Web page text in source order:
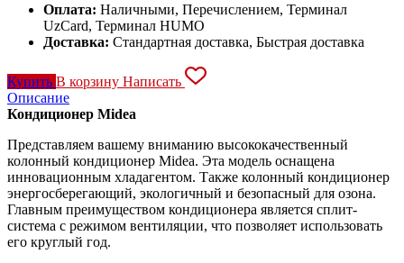
Оплата: Наличными, Перечислением, Терминал
UzCard, Терминал HUMO
Доставка: Стандартная доставка, Быстрая доставка
Купить В корзину Написать
Описание
Кондиционер Midea
Представляем вашему вниманию высококачественный
колонный кондиционер Midea. Эта модель оснащена
инновационным хладагентом. Также колонный кондиционер
энергосберегающий, экологичный и безопасный для озона.
Главным преимуществом кондиционера является сплит-
система с режимом вентиляции, что позволяет использовать
его круглый год.